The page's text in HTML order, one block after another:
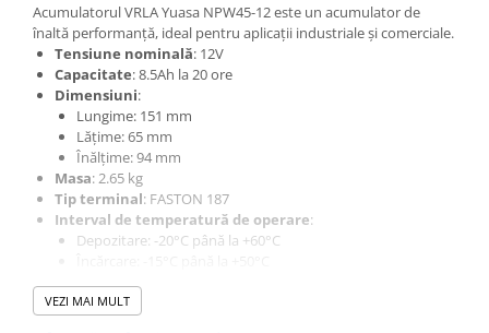
Acumulatori Moto, ATV
GEL
AGM
Li-Ion
SLA AGM (Sealed Lead Acid)
Deep Cycle - Tractiune/Semi-
Tractiune
Marine & Caravan
Pachete acumulatori VRLA
Sisteme de management (BMS)
Acumulatorul VRLA Yuasa NPW45-12 este un acumulator de
înaltă performanță, ideal pentru aplicații industriale și comerciale.
Tensiune nominală: 12V
Capacitate: 8.5Ah la 20 ore
Dimensiuni:
Lungime: 151 mm
Lățime: 65 mm
Înălțime: 94 mm
Masa: 2.65 kg
Tip terminal: FASTON 187
Interval de temperatură de operare:
Depozitare: -20°C până la +60°C
Descărcare: -20°C până la +60°C
Pierdere de capacitate la 20°C
VEZI MAI MULT